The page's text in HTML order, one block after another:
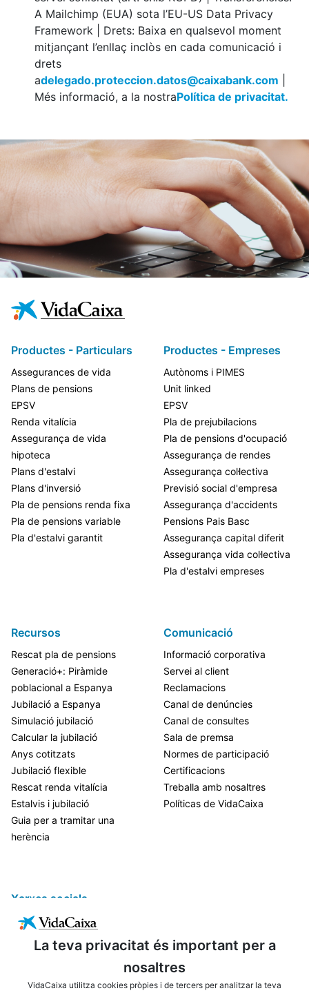
La teva privacitat és important per a
nosaltres
VidaCaixa utilitza cookies pròpies i de tercers per analitzar la teva
A Mailchimp (EUA) sota l’EU-US Data Privacy
Framework | Drets: Baixa en qualsevol moment
mitjançant l’enllaç inclòs en cada comunicació i
drets
adelegado.proteccion.datos@caixabank.com
Més informació, a la nostraPolítica de privacitat.
Productes - Particulars
Assegurances de vida
Plans de pensions
EPSV
Renda vitalícia
Assegurança de vida
hipoteca
Plans d'estalvi
Plans d'inversió
Pla de pensions renda fixa
Pla de pensions variable
Pla d'estalvi garantit
Productes - Empreses
Autònoms i PIMES
Unit linked
EPSV
Pla de prejubilacions
Pla de pensions d'ocupació
Assegurança de rendes
Assegurança col·lectiva
Previsió social d'empresa
Assegurança d'accidents
Pensions Pais Basc
Assegurança capital diferit
Assegurança vida col·lectiva
Pla d'estalvi empreses
Recursos
Rescat pla de pensions
Generació+: Piràmide
poblacional a Espanya
Jubilació a Espanya
Simulació jubilació
Calcular la jubilació
Anys cotitzats
Jubilació flexible
Rescat renda vitalícia
Estalvis i jubilació
Guia per a tramitar una
herència
Comunicació
Informació corporativa
Servei al client
Reclamacions
Canal de denúncies
Canal de consultes
Sala de premsa
Normes de participació
Certificacions
Treballa amb nosaltres
Políticas de VidaCaixa
Xarxes socials